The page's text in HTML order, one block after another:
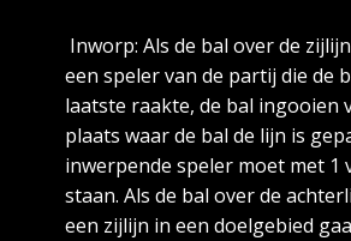
Inworp: Als de bal over de
een speler van de partij die de
laatste raakte, de bal ingooien
plaats waar de bal de lijn is
inwerpende speler moet met 1
staan. Als de bal over de
een zijlijn in een doelgebied